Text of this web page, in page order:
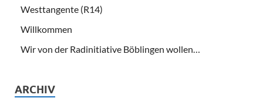
Westtangente (R14)
Willkommen
Wir von der Radinitiative Böblingen wollen…
ARCHIV